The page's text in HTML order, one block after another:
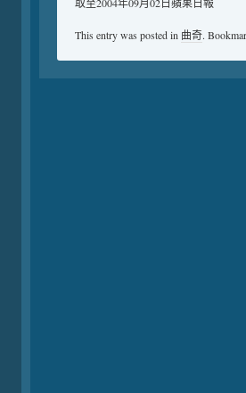
This entry was posted in 曲奇.